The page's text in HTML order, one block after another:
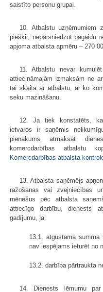
saistīto personu grupai.
10. Atbalstu uzņēmumiem
piešķir, nepārsniedzot pagaidu
apjoma atbalsta apmēru – 270
11. Atbalstu nevar
attiecināmajām izmaksām ne
tai skaitā ar atbalstu, ar ko
seku mazināšanu.
12. Ja tiek konstatēts,
ietvaros ir saņēmis
pienākums atmaksāt
komercdarbības atbalstu
Komercdarbības atbalsta
13. Atbalsta saņēmējs
ražošanas vai zvejniecības
mēnešus pēc atbalsta
attiecīgo darbību, dienests
gadījumu, ja:
13.1. atgūstamā summa
nav iespējams ieturēt no
13.2. darbība pārtraukta
14. Dienests lēmumu